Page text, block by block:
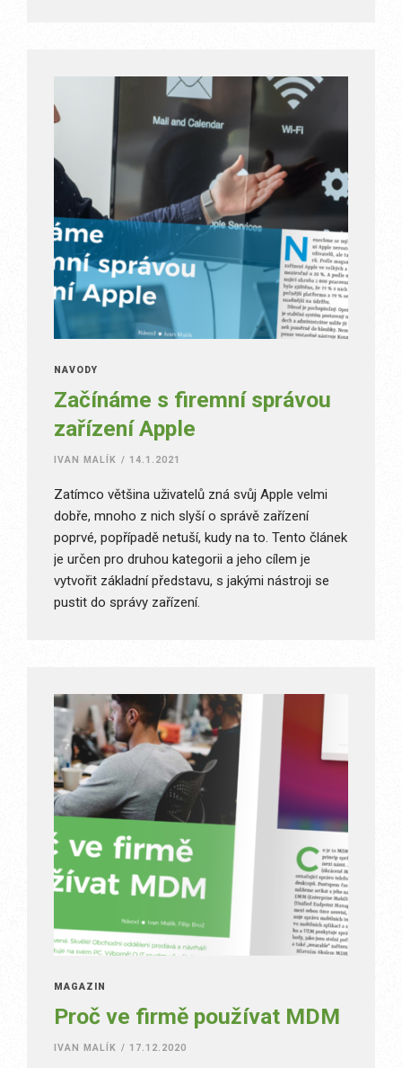
NÁVODY
Začínáme s firemní správou
zařízení Apple
IVAN MALÍK / 14.1.2021
Zatímco většina uživatelů zná svůj Apple velmi
dobře, mnoho z nich slyší o správě zařízení
poprvé, popřípadě netuší, kudy na to. Tento článek
je určen pro druhou kategorii a jeho cílem je
vytvořit základní představu, s jakými nástroji se
pustit do správy zařízení.
MAGAZÍN
Proč ve firmě používat MDM
IVAN MALÍK / 17.12.2020